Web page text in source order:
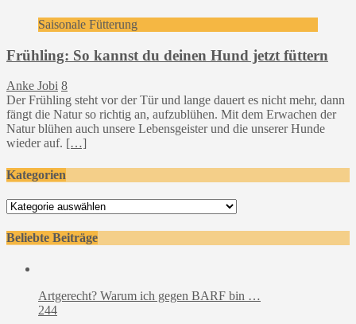
Saisonale Fütterung
Frühling: So kannst du deinen Hund jetzt füttern
Anke Jobi 8
Der Frühling steht vor der Tür und lange dauert es nicht mehr, dann
fängt die Natur so richtig an, aufzublühen. Mit dem Erwachen der
Natur blühen auch unsere Lebensgeister und die unserer Hunde
wieder auf. […]
Kategorien
Kategorien
Beliebte Beiträge
Artgerecht? Warum ich gegen BARF bin …
244